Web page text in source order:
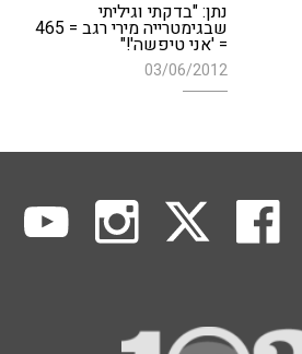
נתן: "בדקתי וגיליתי
שבגימטרייה מירי רגב = 465
= 'אני טיפשה'!"
03/06/2012